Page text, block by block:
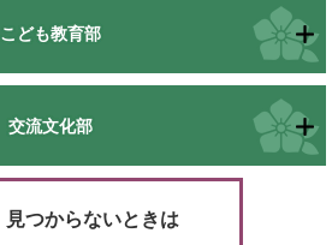
こども教育部
交流文化部
見つからないときは